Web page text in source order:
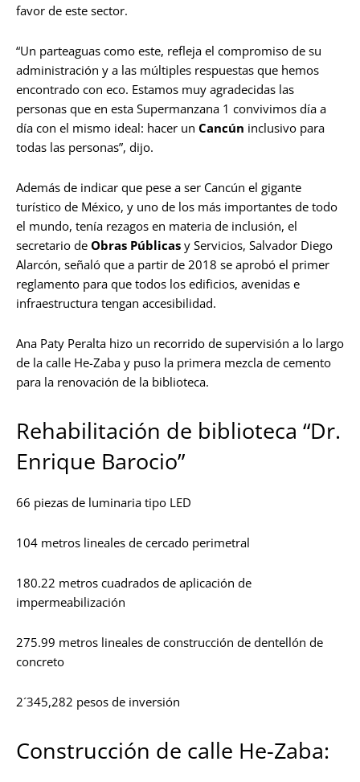
favor de este sector.
“Un parteaguas como este, refleja el compromiso de su
administración y a las múltiples respuestas que hemos
encontrado con eco. Estamos muy agradecidas las
personas que en esta Supermanzana 1 convivimos día a
día con el mismo ideal: hacer un Cancún inclusivo para
todas las personas”, dijo.
Además de indicar que pese a ser Cancún el gigante
turístico de México, y uno de los más importantes de todo
el mundo, tenía rezagos en materia de inclusión, el
secretario de Obras Públicas y Servicios, Salvador Diego
Alarcón, señaló que a partir de 2018 se aprobó el primer
reglamento para que todos los edificios, avenidas e
infraestructura tengan accesibilidad.
Ana Paty Peralta hizo un recorrido de supervisión a lo largo
de la calle He-Zaba y puso la primera mezcla de cemento
para la renovación de la biblioteca.
Rehabilitación de biblioteca “Dr.
Enrique Barocio”
66 piezas de luminaria tipo LED
104 metros lineales de cercado perimetral
180.22 metros cuadrados de aplicación de
impermeabilización
275.99 metros lineales de construcción de dentellón de
concreto
2´345,282 pesos de inversión
Construcción de calle He-Zaba: